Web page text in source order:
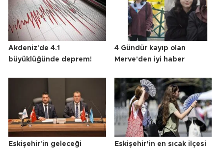
Akdeniz'de 4.1
büyüklüğünde deprem!
4 Gündür kayıp olan
Merve'den iyi haber
Eskişehir'in geleceği
Eskişehir’in en sıcak ilçesi